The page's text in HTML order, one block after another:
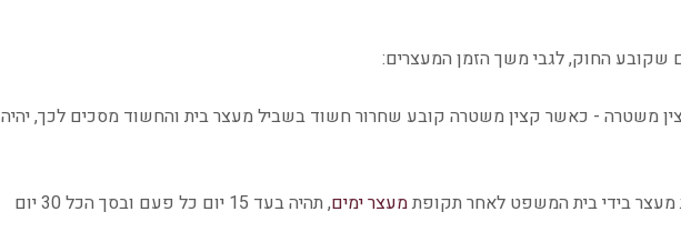
שקובע החוק, לגבי משך הזמן המעצרים:
משטרה - כאשר קצין משטרה קובע שחרור חשוד בשביל מעצר בית והחשוד מסכים לכך, יהיה
בידי בית המשפט לאחר תקופתמעצר ימים
, תהיה בעד 15 יום כל פעם ובסך הכל 30 יום